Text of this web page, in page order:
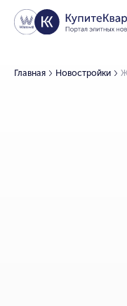
Главная Новостройки